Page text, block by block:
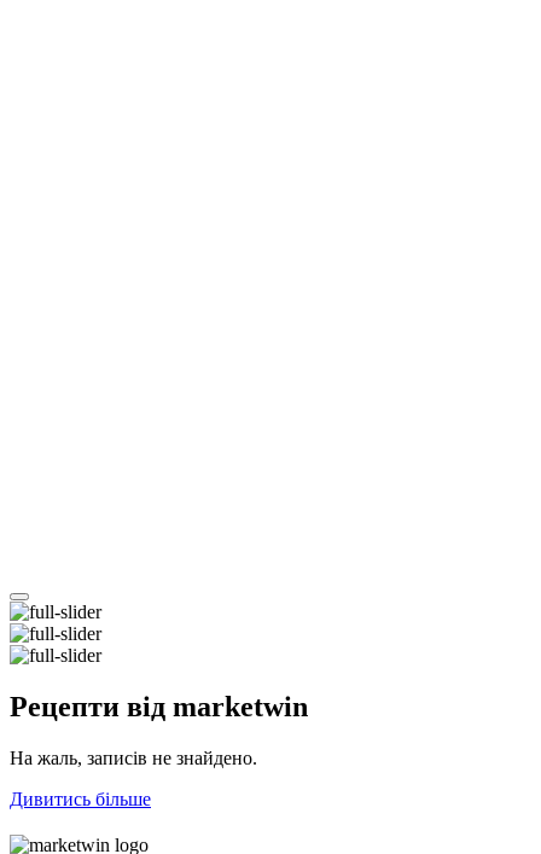
Рецепти від marketwin
На жаль, записів не знайдено.
Дивитись більше